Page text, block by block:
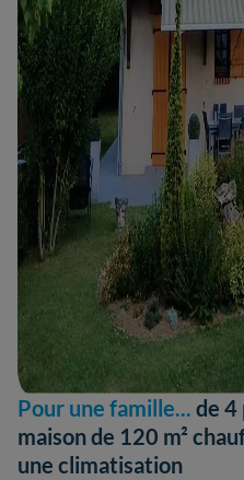
Pour une famille... de 4
maison de 120 m²
une climatisation